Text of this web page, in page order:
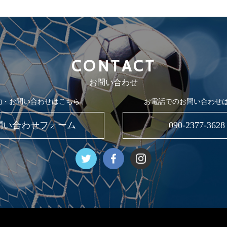
CONTACT
お問い合わせ
・お問い合わせはこちら
い合わせフォーム
お電話でのお問い合わせ
090-2377-3628